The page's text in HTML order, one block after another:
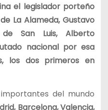
el legislador porteño
La Alameda, Gustavo
San Luis, Alberto
nacional por esa
los dos primeros en
del mundo
Barcelona, Valencia,